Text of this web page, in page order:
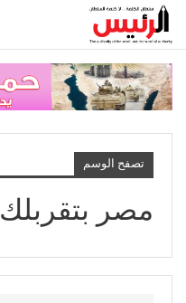
تصفح الوسم
مصر بتقربلك